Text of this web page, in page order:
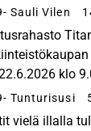
- Sauli Vilen
klo
- Tunturisusi
vielä illalla